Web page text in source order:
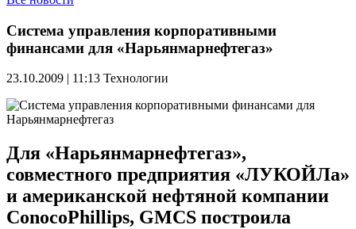
Система управления корпоративными
финансами для «Нарьянмарнефтегаз»
23.10.2009 | 11:13 Технологии
Для «Нарьянмарнефтегаз»,
совместного предприятия «ЛУКОЙЛа»
и американской нефтяной компании
ConocoPhillips, GMCS построила